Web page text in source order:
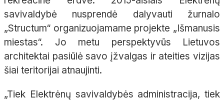
savivaldybė nusprendė dalyvauti žurnalo
„Structum“ organizuojamame projekte „Išmanusis
miestas“. Jo metu perspektyvūs Lietuvos
architektai pasiūlė savo įžvalgas ir ateities vizijas
šiai teritorijai atnaujinti.
„Tiek Elektrėnų savivaldybės administracija, tiek